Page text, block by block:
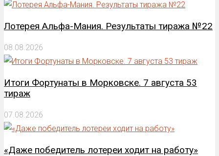
Лотерея Альфа-Мания. Результаты тиража №22
08.08.2026
Итоги Фортунаты в Морковске. 7 августа 53
тираж
07.08.2026
«Даже победитель лотереи ходит на работу»